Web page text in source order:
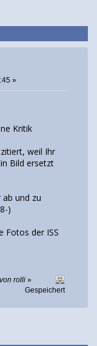
»
Kritik
weil Ihr
Bild ersetzt
und zu
)
Fotos der ISS
rolli »
Gespeichert